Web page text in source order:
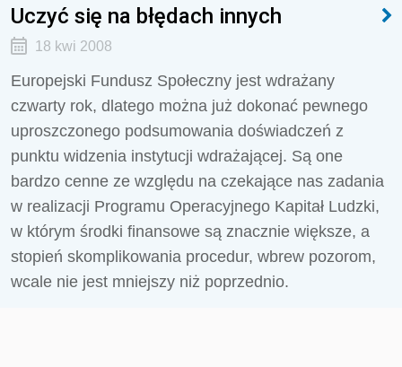
Uczyć się na błędach innych
18 kwi 2008
Europejski Fundusz Społeczny jest wdrażany
czwarty rok, dlatego można już dokonać pewnego
uproszczonego podsumowania doświadczeń z
punktu widzenia instytucji wdrażającej. Są one
bardzo cenne ze względu na czekające nas zadania
w realizacji Programu Operacyjnego Kapitał Ludzki,
w którym środki finansowe są znacznie większe, a
stopień skomplikowania procedur, wbrew pozorom,
wcale nie jest mniejszy niż poprzednio.